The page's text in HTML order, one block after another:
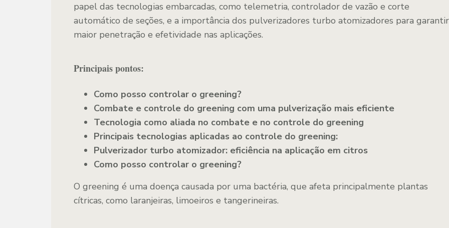
papel das tecnologias embarcadas, como telemetria, controlador de vazão e corte
automático de seções, e a importância dos pulverizadores turbo atomizadores para garantir
maior penetração e efetividade nas aplicações.
Principais pontos:
Como posso controlar o greening?
Combate e controle do greening com uma pulverização mais eficiente
Tecnologia como aliada no combate e no controle do greening
Principais tecnologias aplicadas ao controle do greening:
Pulverizador turbo atomizador: eficiência na aplicação em citros
Como posso controlar o greening?
O greening é uma doença causada por uma bactéria, que afeta principalmente plantas
cítricas, como laranjeiras, limoeiros e tangerineiras.